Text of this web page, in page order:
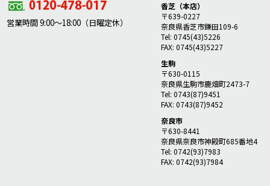
営業時間 9:00～18:00（日曜定休）
香芝（本店）
〒639-0227
奈良県香芝市鎌田109-6
Tel: 0745(43)5226
FAX: 0745(43)5227
生駒
〒630-0115
奈良県生駒市鹿畑町2473-7
Tel: 0743(87)9451
FAX: 0743(87)9452
奈良市
〒630-8441
奈良県奈良市神殿町685番地4
Tel: 0742(93)7983
FAX: 0742(93)7984